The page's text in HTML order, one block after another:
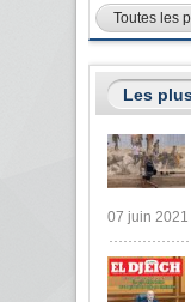
Toutes les
Les
07 juin 2021